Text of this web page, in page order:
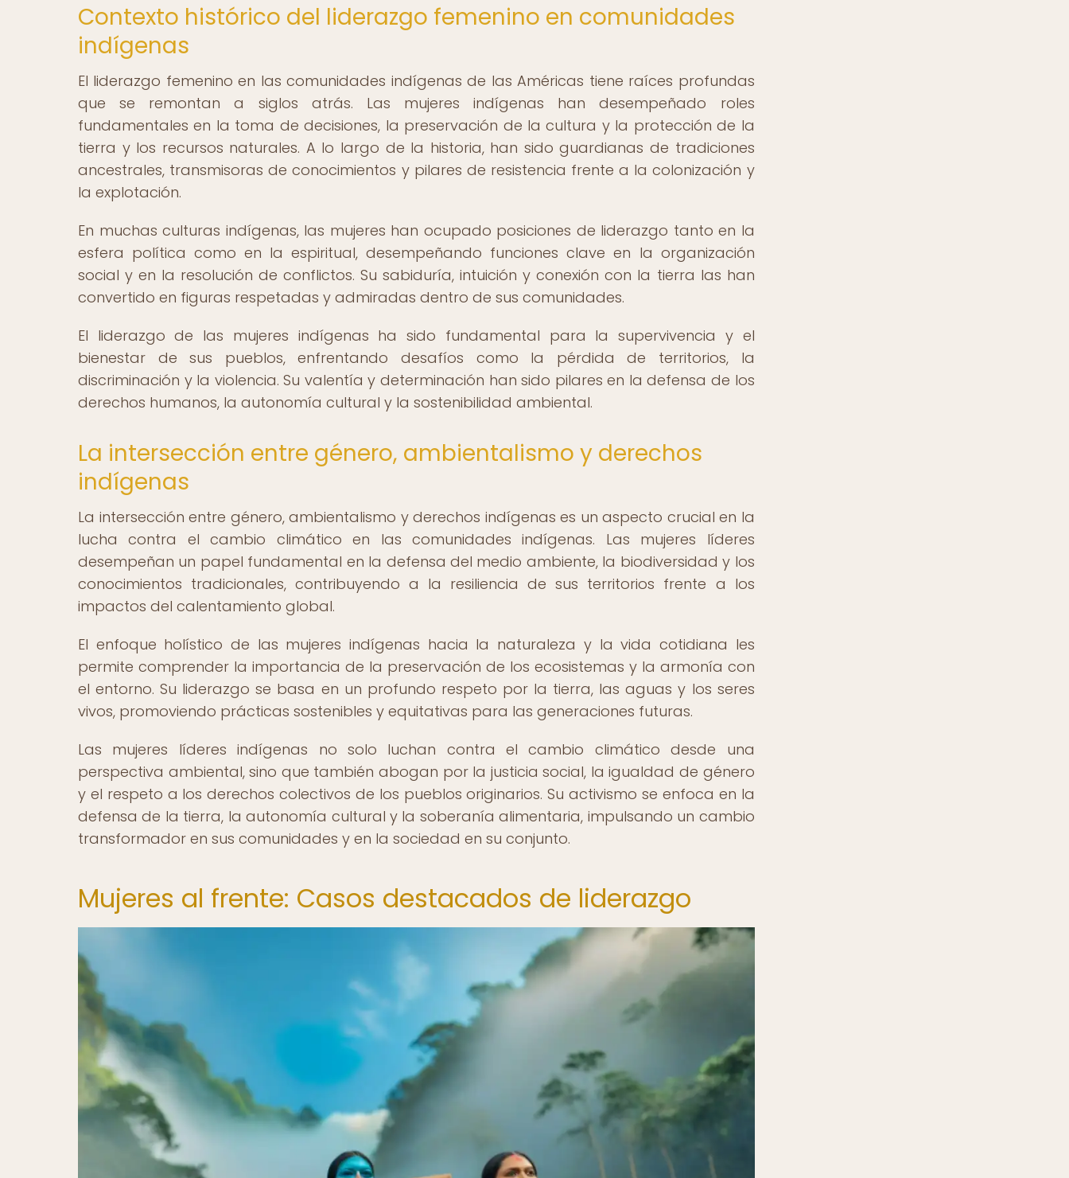
Contexto histórico del liderazgo femenino en comunidades
indígenas
El liderazgo femenino en las comunidades indígenas de las Américas tiene raíces profundas
que se remontan a siglos atrás. Las mujeres indígenas han desempeñado roles
fundamentales en la toma de decisiones, la preservación de la cultura y la protección de la
tierra y los recursos naturales. A lo largo de la historia, han sido guardianas de tradiciones
ancestrales, transmisoras de conocimientos y pilares de resistencia frente a la colonización y
la explotación.
En muchas culturas indígenas, las mujeres han ocupado posiciones de liderazgo tanto en la
esfera política como en la espiritual, desempeñando funciones clave en la organización
social y en la resolución de conflictos. Su sabiduría, intuición y conexión con la tierra las han
convertido en figuras respetadas y admiradas dentro de sus comunidades.
El liderazgo de las mujeres indígenas ha sido fundamental para la supervivencia y el
bienestar de sus pueblos, enfrentando desafíos como la pérdida de territorios, la
discriminación y la violencia. Su valentía y determinación han sido pilares en la defensa de los
derechos humanos, la autonomía cultural y la sostenibilidad ambiental.
La intersección entre género, ambientalismo y derechos
indígenas
La intersección entre género, ambientalismo y derechos indígenas es un aspecto crucial en la
lucha contra el cambio climático en las comunidades indígenas. Las mujeres líderes
desempeñan un papel fundamental en la defensa del medio ambiente, la biodiversidad y los
conocimientos tradicionales, contribuyendo a la resiliencia de sus territorios frente a los
impactos del calentamiento global.
El enfoque holístico de las mujeres indígenas hacia la naturaleza y la vida cotidiana les
permite comprender la importancia de la preservación de los ecosistemas y la armonía con
el entorno. Su liderazgo se basa en un profundo respeto por la tierra, las aguas y los seres
vivos, promoviendo prácticas sostenibles y equitativas para las generaciones futuras.
Las mujeres líderes indígenas no solo luchan contra el cambio climático desde una
perspectiva ambiental, sino que también abogan por la justicia social, la igualdad de género
y el respeto a los derechos colectivos de los pueblos originarios. Su activismo se enfoca en la
defensa de la tierra, la autonomía cultural y la soberanía alimentaria, impulsando un cambio
transformador en sus comunidades y en la sociedad en su conjunto.
Mujeres al frente: Casos destacados de liderazgo